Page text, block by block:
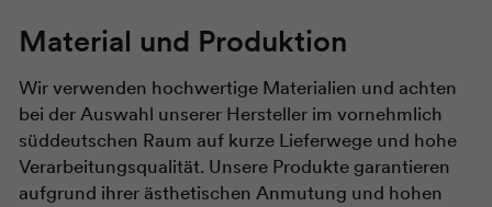
Material und Produktion
Wir verwenden hochwertige Materialien und achten
bei der Auswahl unserer Hersteller im vornehmlich
süddeutschen Raum auf kurze Lieferwege und hohe
Verarbeitungsqualität. Unsere Produkte garantieren
aufgrund ihrer ästhetischen Anmutung und hohen